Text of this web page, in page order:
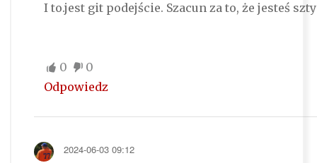
I to.jest git podejście. Szacun za to, że jesteś
0
0
Odpowiedz
2024-06-03 09:12